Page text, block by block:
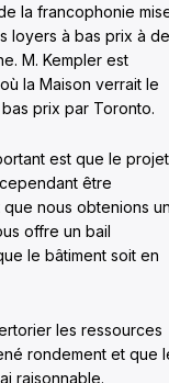
la francophonie
loyers à bas prix à
M. Kempler est
la Maison verrait le
prix par Toronto.
est que le projet
être
nous obtenions
offre un bail
le bâtiment soit en
les ressources
rondement et que
raisonnable.